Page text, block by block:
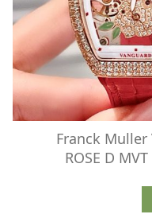
Franck Muller
ROSE D